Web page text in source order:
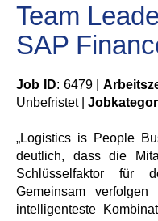
Team
SAP
Job ID: 6479 |
Unbefristet |
„Logistics is People
deutlich, dass die
Schlüsselfaktor für
Gemeinsam
intelligenteste